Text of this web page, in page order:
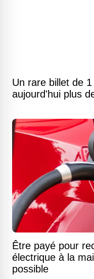
Un rare billet de
aujourd'hui plus
Être payé pour
électrique à la
possible